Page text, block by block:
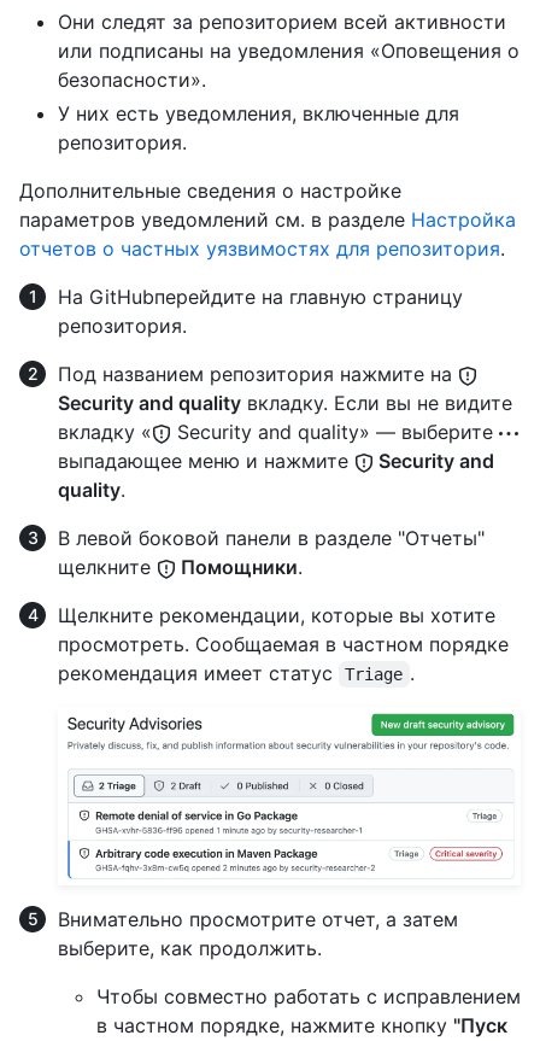
Они следят за репозиторием всей активности
или подписаны на уведомления «Оповещения о
безопасности».
У них есть уведомления, включенные для
репозитория.
Дополнительные сведения о настройке
параметров уведомлений см. в разделе Настройка
отчетов о частных уязвимостях для репозитория.
На GitHubперейдите на главную страницу
репозитория.
Под названием репозитория нажмите на
Security and quality вкладку. Если вы не видите
вкладку «
Security and quality» — выберите
выпадающее меню и нажмите
Security and
quality.
В левой боковой панели в разделе "Отчеты"
щелкните
Помощники.
Щелкните рекомендации, которые вы хотите
просмотреть. Сообщаемая в частном порядке
рекомендация имеет статус
Triage .
Внимательно просмотрите отчет, а затем
выберите, как продолжить.
Чтобы совместно работать с исправлением
в частном порядке, нажмите кнопку "Пуск